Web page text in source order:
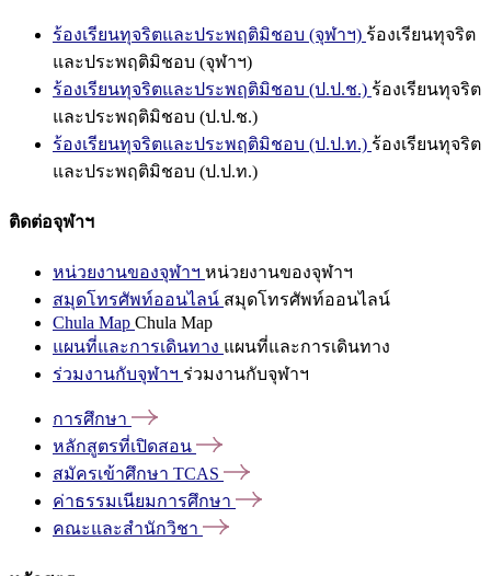
ร้องเรียนทุจริตและประพฤติมิชอบ (จุฬาฯ) ร้องเรียนทุจริต
และประพฤติมิชอบ (จุฬาฯ)
ร้องเรียนทุจริตและประพฤติมิชอบ (ป.ป.ช.) ร้องเรียนทุจริต
และประพฤติมิชอบ (ป.ป.ช.)
ร้องเรียนทุจริตและประพฤติมิชอบ (ป.ป.ท.) ร้องเรียนทุจริต
และประพฤติมิชอบ (ป.ป.ท.)
ติดต่อจุฬาฯ
หน่วยงานของจุฬาฯ หน่วยงานของจุฬาฯ
สมุดโทรศัพท์ออนไลน์ สมุดโทรศัพท์ออนไลน์
Chula Map Chula Map
แผนที่และการเดินทาง แผนที่และการเดินทาง
ร่วมงานกับจุฬาฯ ร่วมงานกับจุฬาฯ
การศึกษา
หลักสูตรที่เปิดสอน
สมัครเข้าศึกษา TCAS
ค่าธรรมเนียมการศึกษา
คณะและสำนักวิชา